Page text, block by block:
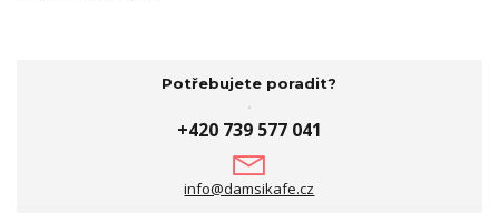
Potřebujete poradit?
+420 739 577 041
info@damsikafe.cz